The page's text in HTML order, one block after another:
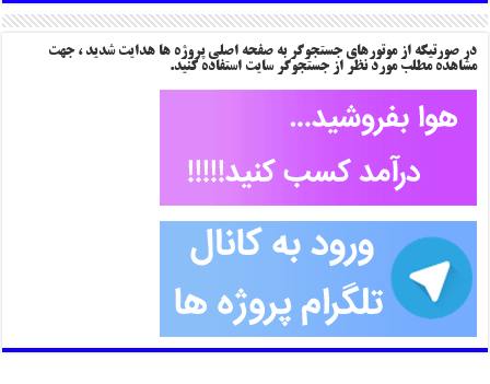
در صورتیکه از موتورهای جستجوگر به صفحه اصلی پروژه ها هدایت شدید ، جهت
مشاهده مطلب مورد نظر از جستجوگر سایت استفاده کنید.